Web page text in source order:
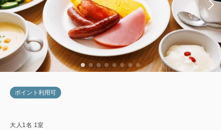
ポイント利用可
大人 1 名 1 室